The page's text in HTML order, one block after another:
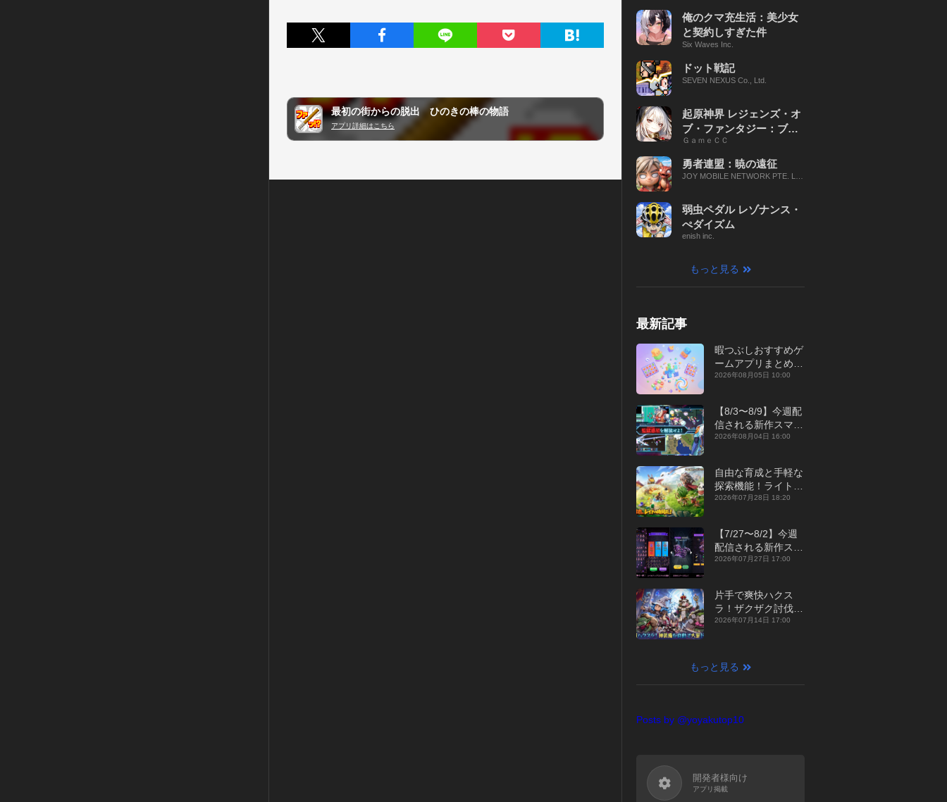
最初の街からの脱出 ひのきの棒の物語
アプリ詳細はこちら
俺のクマ充生活：美少女
と契約しすぎた件
Six Waves Inc.
ドット戦記
SEVEN NEXUS Co., Ltd.
起原神界 レジェンズ・オ
ブ・ファンタジー：ブレ
イブ X
ＧａｍｅＣＣ
勇者連盟：暁の遠征
JOY MOBILE NETWORK PTE. LT
弱虫ペダル レゾナンス・
ぺダイズム
enish inc.
もっと見る
最新記事
暇つぶしおすすめゲ
ームアプリまとめ｜
オフライン対応あり
2026年08月05日 10:00
【8/3〜8/9】今週配
信される新作スマホ
ゲームをまとめてお
2026年08月04日 16:00
自由な育成と手軽な
探索機能！ライトカ
ジュアルMMORPG
征』【最新作PICKU
P】
2026年07月28日 18:20
【7/27〜8/2】今週
配信される新作スマ
ホゲームをまとめて
年】
2026年07月27日 17:00
片手で爽快ハクス
ラ！ザクザク討伐し
て神装備を集める放
【最新作PICKUP】
2026年07月14日 17:00
もっと見る
Posts by @yoyakutop10
開発者様向け
アプリ掲載